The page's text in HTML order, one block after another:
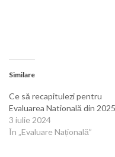
Similare
Ce să recapitulezi pentru
Evaluarea Natională din
3 iulie 2024
În „Evaluare Națională”